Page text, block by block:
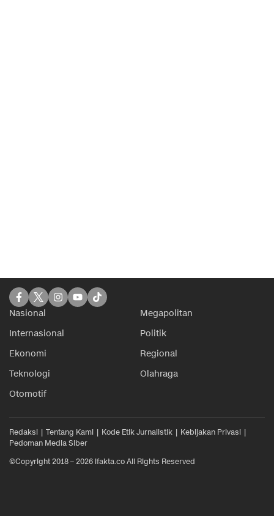
Nasional
Megapolitan
Internasional
Politik
Ekonomi
Regional
Teknologi
Olahraga
Otomotif
Redaksi Tentang Kami Kode Etik Jurnalistik
Kebijakan Privasi
Pedoman Media Siber
©Copyright 2018 – 2026 ifakta.co All Rights Reserved